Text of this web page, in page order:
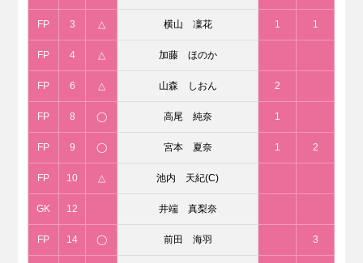
FP 3 △ 横山 凜花 1 1
FP 4 △ 加藤 ほのか
FP 6 △ 山森 しおん 2
FP 8 ◯ 高尾 純奈 1
FP 9 ◯ 宮本 夏奈 1 2
FP 10 △ 池内 天紀(C)
GK 12 井端 真梨奈
FP 14 ◯ 前田 海羽 3